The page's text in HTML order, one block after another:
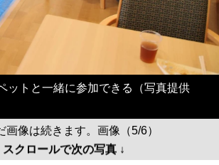
ットと一緒に参加できる（写真提供
画像は続きます。画像（5/6）
スクロールで次の写真 ↓